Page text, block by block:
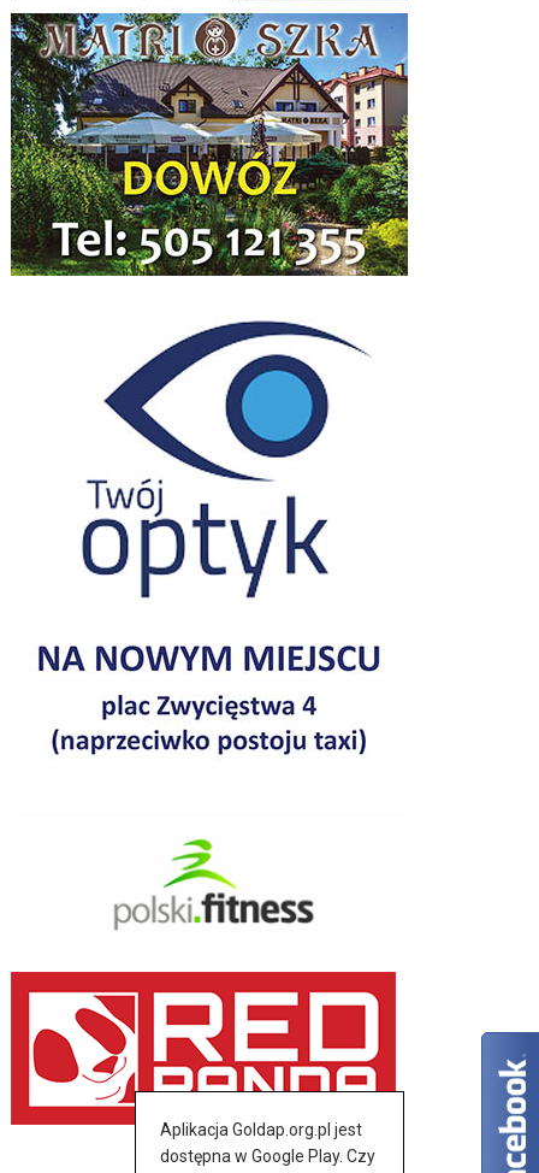
Aplikacja Goldap.org.pl jest
dostępna w Google Play. Czy